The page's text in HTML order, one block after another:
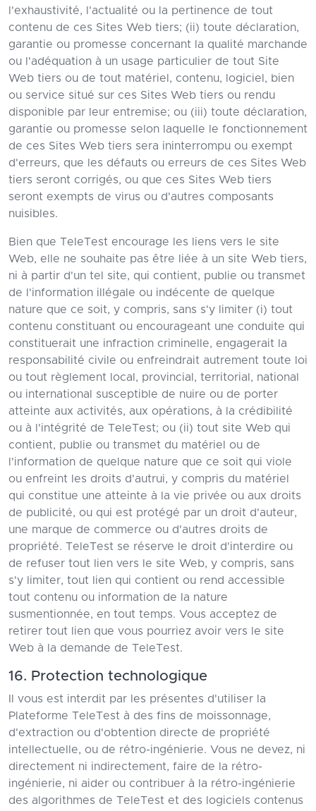
l'exhaustivité, l'actualité ou la pertinence de tout
contenu de ces Sites Web tiers; (ii) toute déclaration,
garantie ou promesse concernant la qualité marchande
ou l'adéquation à un usage particulier de tout Site
Web tiers ou de tout matériel, contenu, logiciel, bien
ou service situé sur ces Sites Web tiers ou rendu
disponible par leur entremise; ou (iii) toute déclaration,
garantie ou promesse selon laquelle le fonctionnement
de ces Sites Web tiers sera ininterrompu ou exempt
d'erreurs, que les défauts ou erreurs de ces Sites Web
tiers seront corrigés, ou que ces Sites Web tiers
seront exempts de virus ou d'autres composants
nuisibles.
Bien que TeleTest encourage les liens vers le site
Web, elle ne souhaite pas être liée à un site Web tiers,
ni à partir d'un tel site, qui contient, publie ou transmet
de l'information illégale ou indécente de quelque
nature que ce soit, y compris, sans s'y limiter (i) tout
contenu constituant ou encourageant une conduite qui
constituerait une infraction criminelle, engagerait la
responsabilité civile ou enfreindrait autrement toute loi
ou tout règlement local, provincial, territorial, national
ou international susceptible de nuire ou de porter
atteinte aux activités, aux opérations, à la crédibilité
ou à l'intégrité de TeleTest; ou (ii) tout site Web qui
contient, publie ou transmet du matériel ou de
l'information de quelque nature que ce soit qui viole
ou enfreint les droits d'autrui, y compris du matériel
qui constitue une atteinte à la vie privée ou aux droits
de publicité, ou qui est protégé par un droit d'auteur,
une marque de commerce ou d'autres droits de
propriété. TeleTest se réserve le droit d'interdire ou
de refuser tout lien vers le site Web, y compris, sans
s'y limiter, tout lien qui contient ou rend accessible
tout contenu ou information de la nature
susmentionnée, en tout temps. Vous acceptez de
retirer tout lien que vous pourriez avoir vers le site
Web à la demande de TeleTest.
16. Protection technologique
Il vous est interdit par les présentes d'utiliser la
Plateforme TeleTest à des fins de moissonnage,
d'extraction ou d'obtention directe de propriété
intellectuelle, ou de rétro-ingénierie. Vous ne devez, ni
directement ni indirectement, faire de la rétro-
ingénierie, ni aider ou contribuer à la rétro-ingénierie
des algorithmes de TeleTest et des logiciels contenus